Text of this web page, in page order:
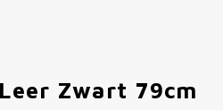
Zwart 79cm